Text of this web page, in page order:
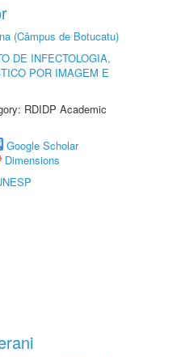
(Câmpus de Botucatu)
DE INFECTOLOGIA,
POR IMAGEM E
RDIDP Academic
Google Scholar
Dimensions